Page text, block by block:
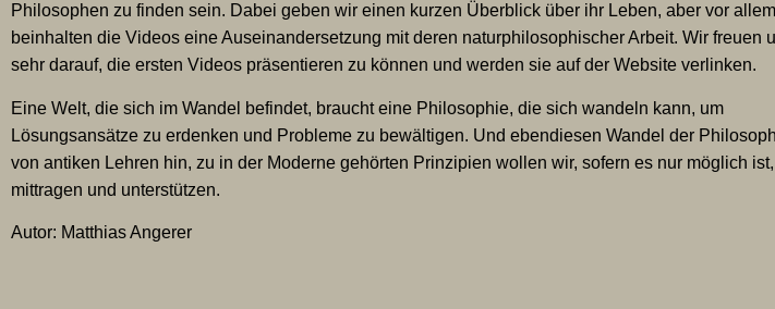
Philosophen zu finden sein. Dabei geben wir einen kurzen Überblick über ihr Leben, aber vor allem
beinhalten die Videos eine Auseinandersetzung mit deren naturphilosophischer Arbeit. Wir freuen
sehr darauf, die ersten Videos präsentieren zu können und werden sie auf der Website verlinken.
Eine Welt, die sich im Wandel befindet, braucht eine Philosophie, die sich wandeln kann, um
Lösungsansätze zu erdenken und Probleme zu bewältigen. Und ebendiesen Wandel der
von antiken Lehren hin, zu in der Moderne gehörten Prinzipien wollen wir, sofern es nur möglich ist,
mittragen und unterstützen.
Autor: Matthias Angerer